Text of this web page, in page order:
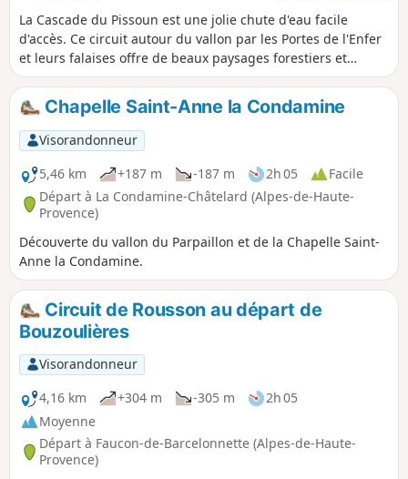
La Cascade du Pissoun est une jolie chute d'eau facile
d'accès. Ce circuit autour du vallon par les Portes de l'Enfer
et leurs falaises offre de beaux paysages forestiers et
pastoraux et le sentier ne présente que peu de difficultés.
Chapelle Saint-Anne la Condamine
Visorandonneur
5,46 km
+187 m -187 m 2h 05
Facile
Départ à La Condamine-Châtelard (Alpes-de-Haute-
Provence)
Découverte du vallon du Parpaillon et de la Chapelle Saint-
Anne la Condamine.
Circuit de Rousson au départ de
Bouzoulières
Visorandonneur
4,16 km
+304 m -305 m
2h 05
Moyenne
Départ à Faucon-de-Barcelonnette (Alpes-de-Haute-
Provence)